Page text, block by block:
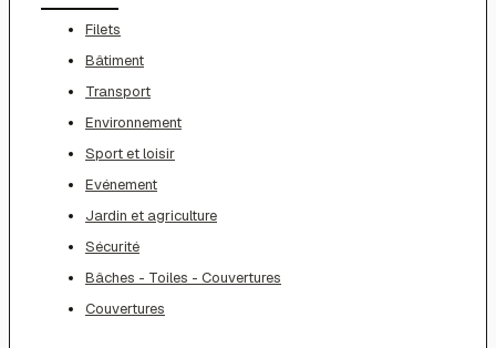
Filets
Bâtiment
Transport
Environnement
Sport et loisir
Evénement
Jardin et agriculture
Sécurité
Bâches - Toiles - Couvertures
Couvertures